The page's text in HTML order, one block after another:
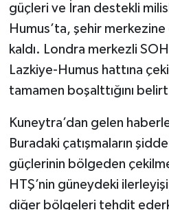
güçleri ve İran destekli
Humus’ta, şehir
kaldı. Londra merkezli
Lazkiye-Humus hattına
tamamen boşalttığını
Kuneytra’dan gelen
Buradaki çatışmaların
güçlerinin bölgeden
HTŞ’nin güneydeki
diğer bölgeleri tehdit